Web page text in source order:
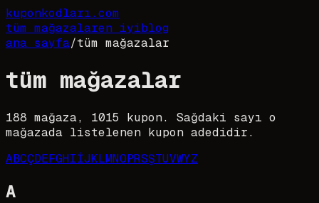
kuponkodları.com
tüm mağazalaren iyiblog
ana sayfa/tüm mağazalar
tüm mağazalar
188 mağaza, 1015 kupon. Sağdaki sayı o
mağazada listelenen kupon adedidir.
ABCÇDEFGHIİJKLMNOPRSŞTUVWYZ
A